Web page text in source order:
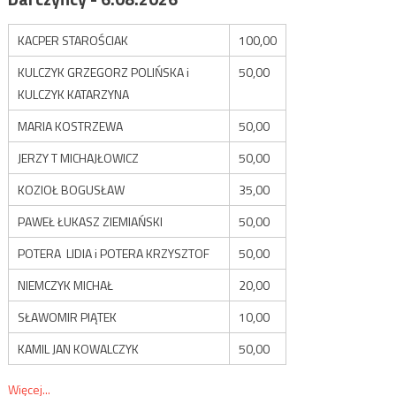
KACPER STAROŚCIAK
100,00
KULCZYK GRZEGORZ POLIŃSKA i
KULCZYK KATARZYNA
50,00
MARIA KOSTRZEWA
50,00
JERZY T MICHAJŁOWICZ
50,00
KOZIOŁ BOGUSŁAW
35,00
PAWEŁ ŁUKASZ ZIEMIAŃSKI
50,00
POTERA LIDIA i POTERA KRZYSZTOF
50,00
NIEMCZYK MICHAŁ
20,00
SŁAWOMIR PIĄTEK
10,00
KAMIL JAN KOWALCZYK
50,00
Więcej...